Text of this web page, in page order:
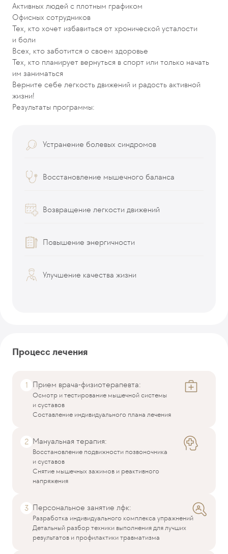
Активных людей с плотным графиком
Офисных сотрудников
Тех, кто хочет избавиться от хронической усталости
и боли
Всех, кто заботится о своем здоровье
Тех, кто планирует вернуться в спорт или только начать
им заниматься
Верните себе легкость движений и радость активной
жизни!
Результаты программы:
Устранение болевых синдромов
Восстановление мышечного баланса
Возвращение легкости движений
Повышение энергичности
Улучшение качества жизни
Процесс лечения
Прием врача-физиотерапевта:
Осмотр и тестирование мышечной системы
и суставов
Составление индивидуального плана лечения
Мануальная терапия:
Восстановление подвижности позвоночника
и суставов
Снятие мышечных зажимов и реактивного
напряжения
Персональное занятие лфк:
Разработка индивидуального комплекса упражнений
Детальный разбор техники выполнения для лучших
результатов и профилактики травматизма